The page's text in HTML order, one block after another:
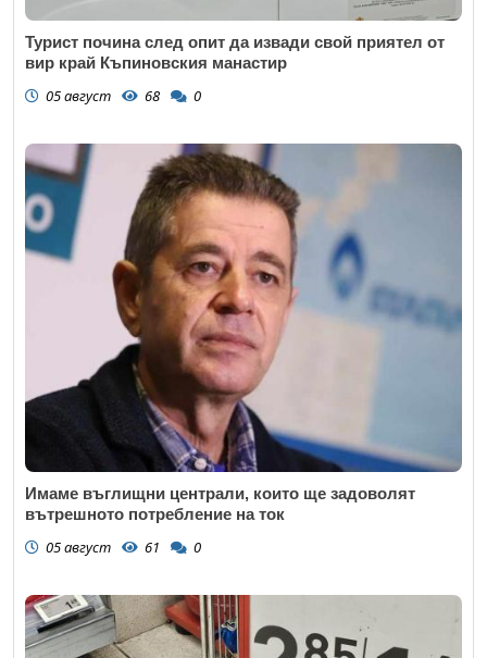
Турист почина след опит да извади свой приятел от
вир край Къпиновския манастир
05 август 68 0
Имаме въглищни централи, които ще задоволят
вътрешното потребление на ток
05 август 61 0